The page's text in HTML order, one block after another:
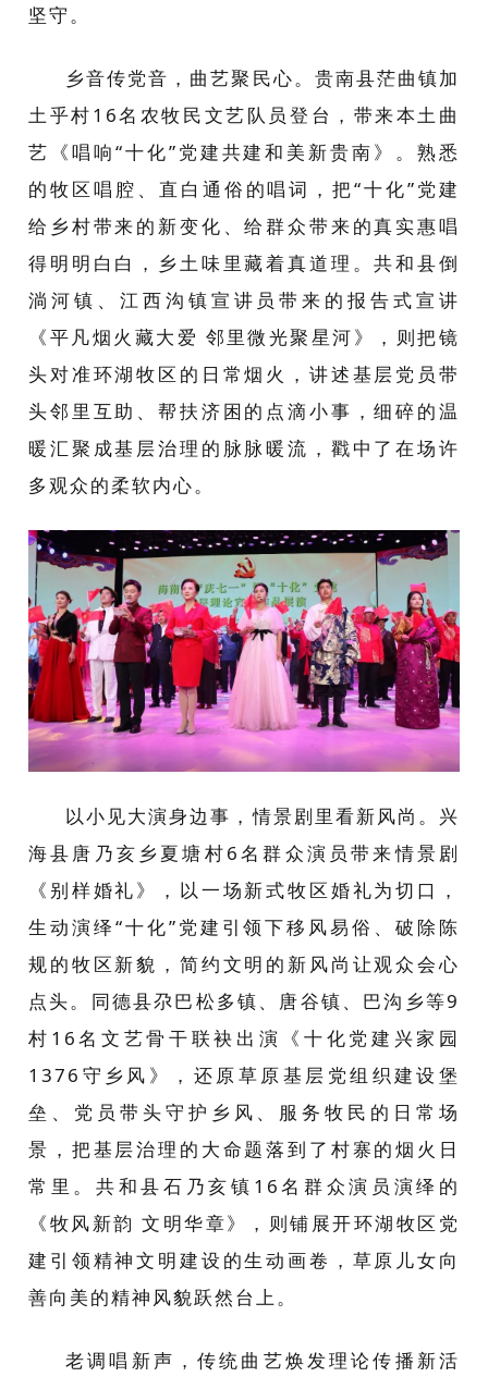
坚守。
乡音传党音，曲艺聚民心。贵南县茫曲镇加
土乎村16名农牧民文艺队员登台，带来本土曲
艺《唱响“十化”党建共建和美新贵南》。熟悉
的牧区唱腔、直白通俗的唱词，把“十化”党建
给乡村带来的新变化、给群众带来的真实惠唱
得明明白白，乡土味里藏着真道理。共和县倒
淌河镇、江西沟镇宣讲员带来的报告式宣讲
《平凡烟火藏大爱 邻里微光聚星河》，则把镜
头对准环湖牧区的日常烟火，讲述基层党员带
头邻里互助、帮扶济困的点滴小事，细碎的温
暖汇聚成基层治理的脉脉暖流，戳中了在场许
多观众的柔软内心。
以小见大演身边事，情景剧里看新风尚。兴
海县唐乃亥乡夏塘村6名群众演员带来情景剧
《别样婚礼》，以一场新式牧区婚礼为切口，
生动演绎“十化”党建引领下移风易俗、破除陈
规的牧区新貌，简约文明的新风尚让观众会心
点头。同德县尕巴松多镇、唐谷镇、巴沟乡等9
村16名文艺骨干联袂出演《十化党建兴家园
1376守乡风》，还原草原基层党组织建设堡
垒、党员带头守护乡风、服务牧民的日常场
景，把基层治理的大命题落到了村寨的烟火日
常里。共和县石乃亥镇16名群众演员演绎的
《牧风新韵 文明华章》，则铺展开环湖牧区党
建引领精神文明建设的生动画卷，草原儿女向
善向美的精神风貌跃然台上。
老调唱新声，传统曲艺焕发理论传播新活